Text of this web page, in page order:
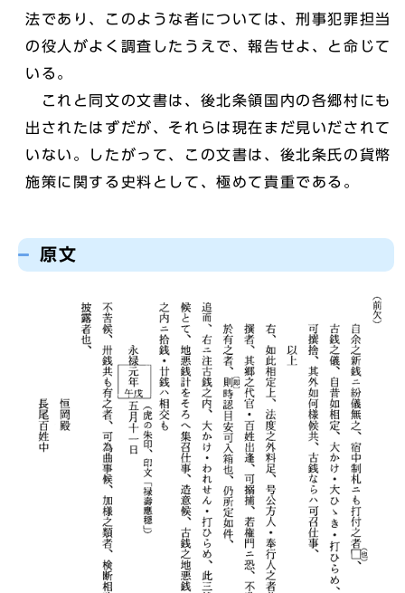
法であり、このような者については、刑事犯罪担当
の役人がよく調査したうえで、報告せよ、と命じて
いる。
これと同文の文書は、後北条領国内の各郷村にも
出されたはずだが、それらは現在まだ見いだされて
いない。したがって、この文書は、後北条氏の貨幣
施策に関する史料として、極めて貴重である。
原文